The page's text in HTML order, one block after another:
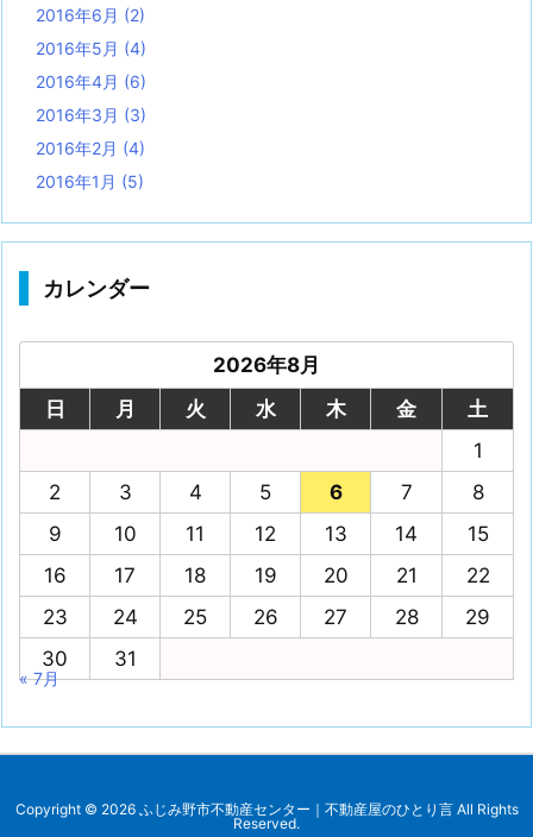
2016年6月 (2)
2016年5月 (4)
2016年4月 (6)
2016年3月 (3)
2016年2月 (4)
2016年1月 (5)
カレンダー
2026年8月
日
月 火 水 木 金
土
1
2
3 4 5 6 7
8
9
10 11 12 13 14
15
16
17 18 19 20 21
22
23
24 25 26 27 28
29
30
31
« 7月
Copyright © 2026 ふじみ野市不動産センター｜不動産屋のひとり言All Rights
Reserved.